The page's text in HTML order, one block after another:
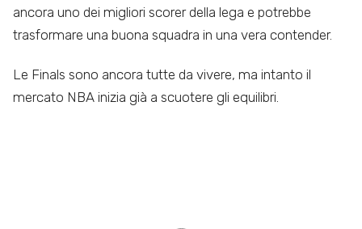
ancora uno dei migliori scorer della lega e potrebbe
trasformare una buona squadra in una vera contender.
Le Finals sono ancora tutte da vivere, ma intanto il
mercato NBA inizia già a scuotere gli equilibri.